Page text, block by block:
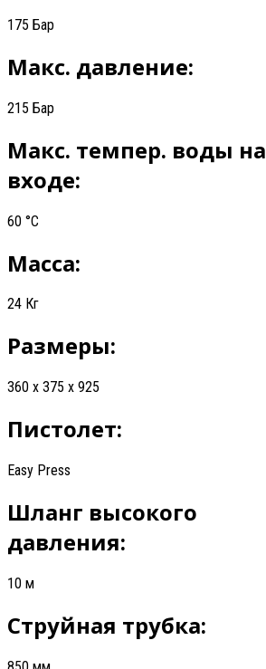
175 Бар
Макс. давление:
215 Бар
Макс. темпер. воды на
входе:
60 °C
Масса:
24 Кг
Размеры:
360 x 375 x 925
Пистолет:
Easy Press
Шланг высокого
давления:
10 м
Струйная трубка: